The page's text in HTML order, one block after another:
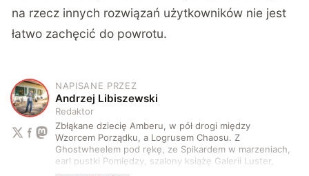
na rzecz innych rozwiązań użytkowników nie jest
łatwo zachęcić do powrotu.
A
NAPISANE PRZEZ
Andrzej Libiszewski
Redaktor
Zbłąkane dziecię Amberu, w pół drogi między
Wzorcem Porządku, a Logrusem Chaosu. Z
Ghostwheelem pod rękę, ze Spikardem w marzeniach,
earl pustki Pomiędzy, szalony książę Galerii Luster,